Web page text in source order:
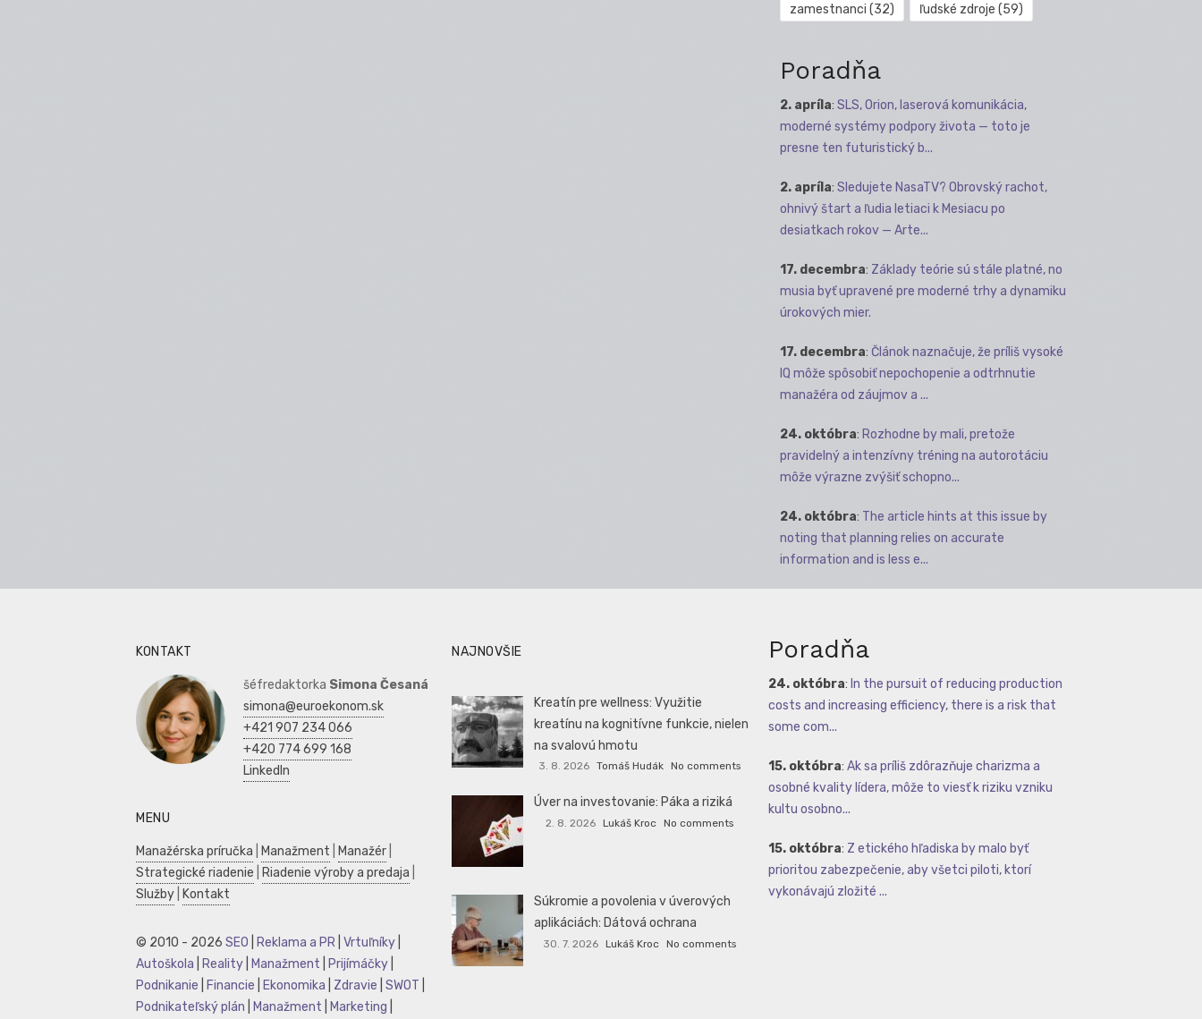
zamestnanci (32) ľudské zdroje (59)
Poradňa
2. apríla: SLS, Orion, laserová komunikácia,
moderné systémy podpory života — toto je
presne ten futuristický b...
2. apríla: Sledujete NasaTV? Obrovský rachot,
ohnivý štart a ľudia letiaci k Mesiacu po
desiatkach rokov — Arte...
17. decembra: Základy teórie sú stále platné, no
musia byť upravené pre moderné trhy a dynamiku
úrokových mier.
17. decembra: Článok naznačuje, že príliš vysoké
IQ môže spôsobiť nepochopenie a odtrhnutie
manažéra od záujmov a ...
24. októbra: Rozhodne by mali, pretože
pravidelný a intenzívny tréning na autorotáciu
môže výrazne zvýšiť schopno...
24. októbra: The article hints at this issue by
noting that planning relies on accurate
information and is less e...
KONTAKT
šéfredaktorka Simona Česaná
simona@euroekonom.sk
+421 907 234 066
+420 774 699 168
LinkedIn
MENU
Manažérska príručka Manažment Manažér
Strategické riadenie
Riadenie výroby a predaja
Služby
Kontakt
© 2010 - 2026 SEO Reklama a PR Vrtuľníky
Autoškola
Reality Manažment Prijímáčky
Podnikanie
Financie Ekonomika Zdravie SWOT
Podnikateľský plán
Manažment Marketing
NAJNOVŠIE
Kreatín pre wellness: Využitie
kreatínu na kognitívne funkcie, nielen
na svalovú hmotu
3. 8. 2026 Tomáš Hudák No comments
Úver na investovanie: Páka a riziká
2. 8. 2026 Lukáš Kroc No comments
Súkromie a povolenia v úverových
aplikáciách: Dátová ochrana
30. 7. 2026 Lukáš Kroc No comments
Poradňa
24. októbra: In the pursuit of reducing production
costs and increasing efficiency, there is a risk that
some com...
15. októbra: Ak sa príliš zdôrazňuje charizma a
osobné kvality lídera, môže to viesť k riziku vzniku
kultu osobno...
15. októbra: Z etického hľadiska by malo byť
prioritou zabezpečenie, aby všetci piloti, ktorí
vykonávajú zložité ...